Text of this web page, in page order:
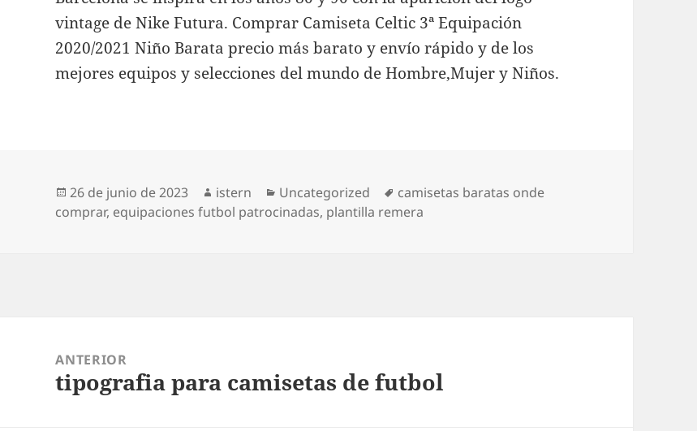
vintage de Nike Futura. Comprar Camiseta Celtic 3ª Equipación
2020/2021 Niño Barata precio más barato y envío rápido y de los
mejores equipos y selecciones del mundo de Hombre,Mujer y Niños.
Publicado
el
26 de junio de 2023 Autor
istern Categorías
Uncategorized Etiquetas
camisetas baratas onde
comprar, equipaciones futbol patrocinadas, plantilla remera
entradas
ANTERIOR
Entrada
tipografia para camisetas de futbol